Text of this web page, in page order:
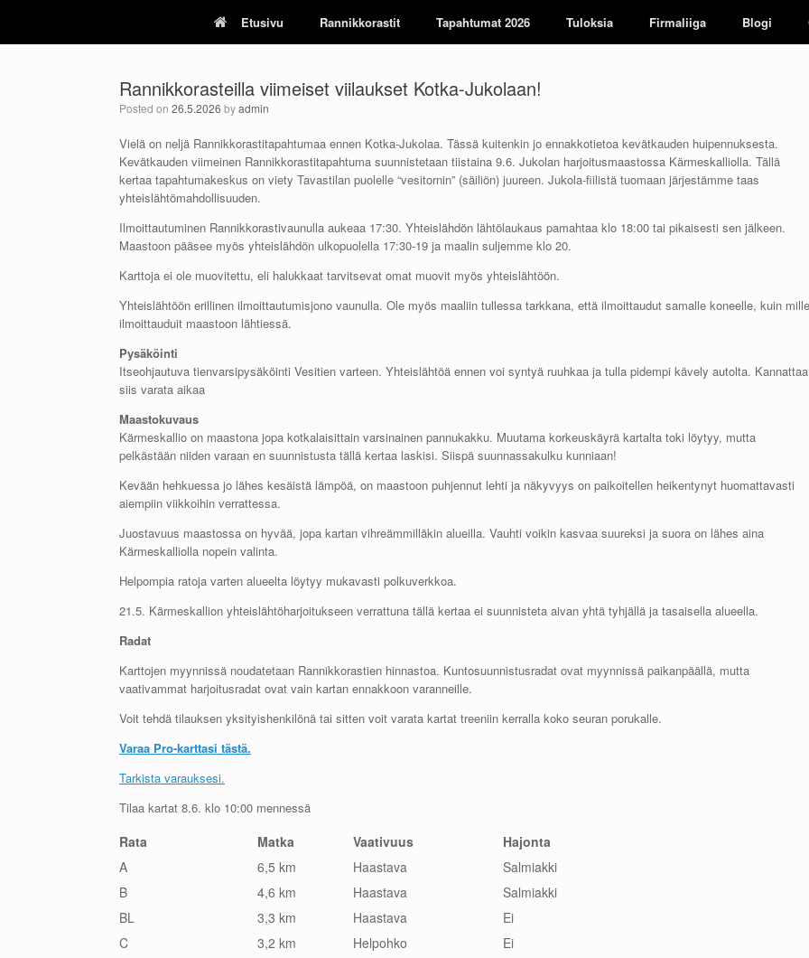
content
Etusivu Rannikkorastit Tapahtumat 2026 Tuloksia Firmaliiga Blogi
Rannikkorasteilla viimeiset viilaukset Kotka-Jukolaan!
Posted on 26.5.2026 byadmin
Vielä on neljä Rannikkorastitapahtumaa ennen Kotka-Jukolaa. Tässä kuitenkin jo ennakkotietoa kevätkauden huipennuksesta.
Kevätkauden viimeinen Rannikkorastitapahtuma suunnistetaan tiistaina 9.6. Jukolan harjoitusmaastossa Kärmeskalliolla. Tällä
kertaa tapahtumakeskus on viety Tavastilan puolelle “vesitornin” (säiliön) juureen. Jukola-fiilistä tuomaan järjestämme taas
yhteislähtömahdollisuuden.
Ilmoittautuminen Rannikkorastivaunulla aukeaa 17:30. Yhteislähdön lähtölaukaus pamahtaa klo 18:00 tai pikaisesti sen jälkeen.
Maastoon pääsee myös yhteislähdön ulkopuolella 17:30-19 ja maalin suljemme klo 20.
Karttoja ei ole muovitettu, eli halukkaat tarvitsevat omat muovit myös yhteislähtöön.
Yhteislähtöön erillinen ilmoittautumisjono vaunulla. Ole myös maaliin tullessa tarkkana, että ilmoittaudut samalle koneelle, kuin mille
ilmoittauduit maastoon lähtiessä.
Pysäköinti
Itseohjautuva tienvarsipysäköinti Vesitien varteen. Yhteislähtöä ennen voi syntyä ruuhkaa ja tulla pidempi kävely autolta. Kannattaa
siis varata aikaa
Maastokuvaus
Kärmeskallio on maastona jopa kotkalaisittain varsinainen pannukakku. Muutama korkeuskäyrä kartalta toki löytyy, mutta
pelkästään niiden varaan en suunnistusta tällä kertaa laskisi. Siispä suunnassakulku kunniaan!
Kevään hehkuessa jo lähes kesäistä lämpöä, on maastoon puhjennut lehti ja näkyvyys on paikoitellen heikentynyt huomattavasti
aiempiin viikkoihin verrattessa.
Juostavuus maastossa on hyvää, jopa kartan vihreämmilläkin alueilla. Vauhti voikin kasvaa suureksi ja suora on lähes aina
Kärmeskalliolla nopein valinta.
Helpompia ratoja varten alueelta löytyy mukavasti polkuverkkoa.
21.5. Kärmeskallion yhteislähtöharjoitukseen verrattuna tällä kertaa ei suunnisteta aivan yhtä tyhjällä ja tasaisella alueella.
Radat
Karttojen myynnissä noudatetaan Rannikkorastien hinnastoa. Kuntosuunnistusradat ovat myynnissä paikanpäällä, mutta
vaativammat harjoitusradat ovat vain kartan ennakkoon varanneille.
Voit tehdä tilauksen yksityishenkilönä tai sitten voit varata kartat treeniin kerralla koko seuran porukalle.
Varaa Pro-karttasi tästä.
Tarkista varauksesi.
Tilaa kartat 8.6. klo 10:00 mennessä
Rata Matka Vaativuus
Hajonta
A
6,5 km Haastava
Salmiakki
B
4,6 km Haastava
Salmiakki
BL
3,3 km Haastava
Ei
C
3,2 km Helpohko
Ei